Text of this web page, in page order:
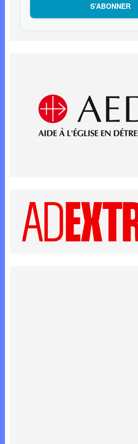
S’ABONNER